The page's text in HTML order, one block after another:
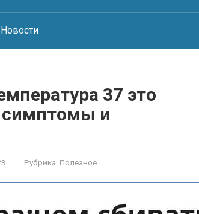
Новости
37 это
и
Рубрика: Полезное